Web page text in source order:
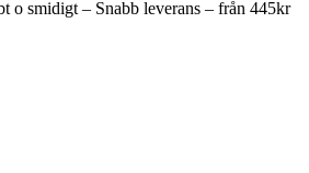
o smidigt – Snabb leverans – från 445kr